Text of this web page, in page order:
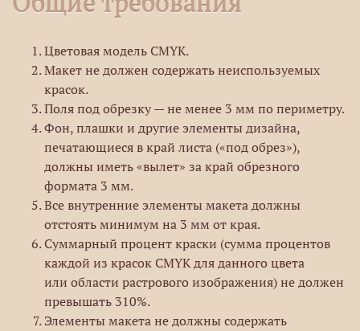
Цветовая модель CMYK.
Макет не должен содержать неиспользуемых
красок.
Поля под обрезку — не менее 3 мм по периметру.
Фон, плашки и другие элементы дизайна,
печатающиеся в край листа («под обрез»),
должны иметь «вылет» за край обрезного
формата 3 мм.
Все внутренние элементы макета должны
отстоять минимум на 3 мм от края.
Суммарный процент краски (сумма процентов
каждой из красок CMYK для данного цвета
или области растрового изображения) не должен
превышать 310%.
Элементы макета не должны содержать